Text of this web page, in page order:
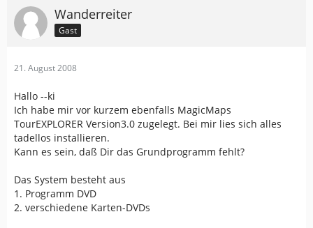
Wanderreiter
Gast
21. August 2008
Hallo --ki
Ich habe mir vor kurzem ebenfalls MagicMaps
TourEXPLORER Version3.0 zugelegt. Bei mir lies sich alles
tadellos installieren.
Kann es sein, daß Dir das Grundprogramm fehlt?
Das System besteht aus
1. Programm DVD
2. verschiedene Karten-DVDs